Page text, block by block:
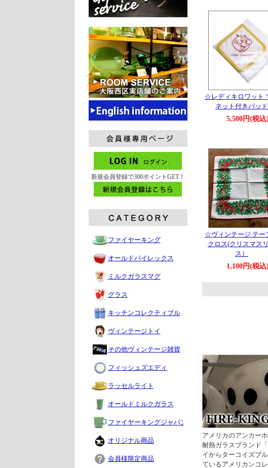
新規会員登録で300ポイントGET！
ファイヤーキング
オールドパイレックス
ミルクガラスマグ
グラス
キッチンコレクティブル
ヴィンテージトイ
その他ヴィンテージ雑貨
フィッシュズエディ
ラッセルライト
オールドミルクガラス
ファイヤーキングジャパン
オリジナル商品
会員様限定商品
☆レディキロワット
ネット付きパッド
5,500円(税込)
☆ヴィンテージ テー
クロス(クリスマス
ス）
1,100円(税込)
アメリカのアンカー
耐熱ガラスブランド
イからターコイズブ
ているアメリカンコ